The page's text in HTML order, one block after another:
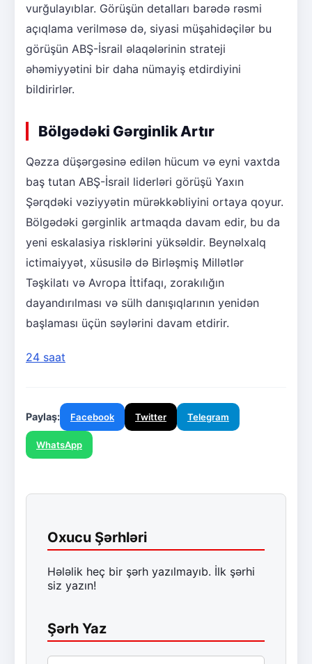
vurğulayıblar. Görüşün detalları barədə rəsmi
açıqlama verilməsə də, siyasi müşahidəçilər bu
görüşün ABŞ-İsrail əlaqələrinin strateji
əhəmiyyətini bir daha nümayiş etdirdiyini
bildirirlər.
Bölgədəki Gərginlik Artır
Qəzza düşərgəsinə edilən hücum və eyni vaxtda
baş tutan ABŞ-İsrail liderləri görüşü Yaxın
Şərqdəki vəziyyətin mürəkkəbliyini ortaya qoyur.
Bölgədəki gərginlik artmaqda davam edir, bu da
yeni eskalasiya risklərini yüksəldir. Beynəlxalq
ictimaiyyət, xüsusilə də Birləşmiş Millətlər
Təşkilatı və Avropa İttifaqı, zorakılığın
dayandırılması və sülh danışıqlarının yenidən
başlaması üçün səylərini davam etdirir.
24 saat
Paylaş: Facebook Twitter Telegram
WhatsApp
Oxucu Şərhləri
Hələlik heç bir şərh yazılmayıb. İlk şərhi
siz yazın!
Şərh Yaz